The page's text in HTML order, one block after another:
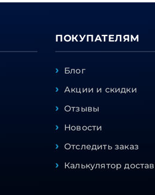
ПОКУПАТЕЛЯМ
Блог
Акции и скидки
Отзывы
Новости
Отследить заказ
Калькулятор